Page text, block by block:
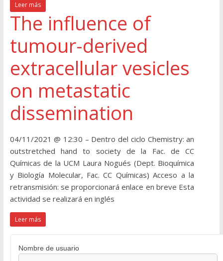
Leer más
The influence of
tumour-derived
extracellular vesicles
on metastatic
dissemination
04/11/2021 @ 12:30 – Dentro del ciclo Chemistry: an
outstretched hand to society de la Fac. de CC
Químicas de la UCM Laura Nogués (Dept. Bioquímica
y Biología Molecular, Fac. CC Químicas) Acceso a la
retransmisión: se proporcionará enlace en breve Esta
actividad se realizará en inglés
Leer más
Nombre de usuario